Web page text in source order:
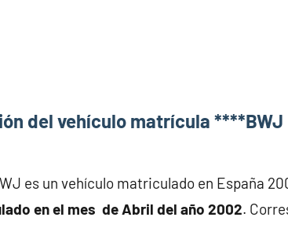
del vehículo matrícula ****BWJ
es un vehículo matriculado en España
en el mes de Abril del año 2002.